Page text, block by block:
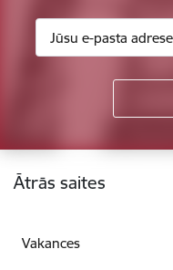
Kājene
Ātrās saites
Vakances